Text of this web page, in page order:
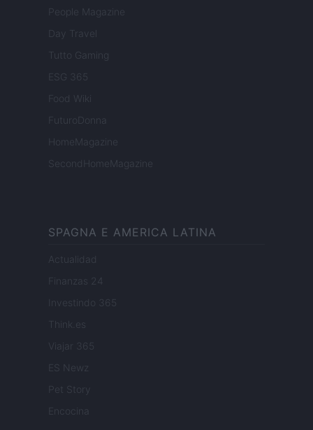
People Magazine
Day Travel
Tutto Gaming
ESG 365
Food Wiki
FuturoDonna
HomeMagazine
SecondHomeMagazine
SPAGNA E AMERICA LATINA
Actualidad
Finanzas 24
Investindo 365
Think.es
Viajar 365
ES Newz
Pet Story
Encocina